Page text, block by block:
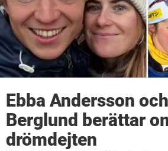
Ebba Andersson
Berglund berättar
drömdejten